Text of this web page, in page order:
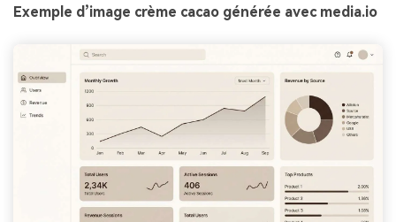
Exemple d’image crème cacao générée avec media.io